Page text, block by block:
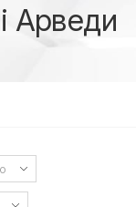
Арведи